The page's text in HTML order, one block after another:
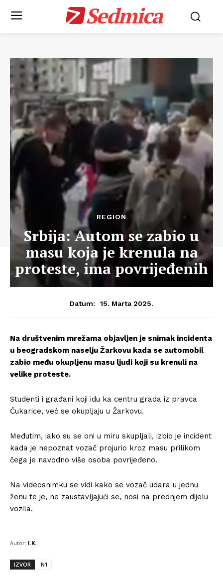
Sedmica
REGION
Srbija: Autom se zabio u
masu koja je krenula na
proteste, ima povrijeđenih
Datum: 15. Marta 2025.
Na društvenim mrežama objavljen je snimak incidenta
u beogradskom naselju Žarkovu kada se automobil
zabio među okupljenu masu ljudi koji su krenuli na
velike proteste.
Studenti i građani koji idu ka centru grada iz pravca
Čukarice, već se okupljaju u Žarkovu.
Međutim, iako su se oni u miru skupljali, izbio je incident
kada je nepoznat vozač projurio kroz masu prilikom
čega je navodno više osoba povrijeđeno.
Na videosnimku se vidi kako se vozač udara u jednu
ženu te je, ne zaustavljajući se, nosi na prednjem dijelu
vozila.
Autor: I.K.
IZVOR N1